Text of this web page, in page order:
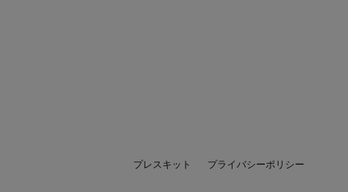
プレスキット プライバシーポリシー